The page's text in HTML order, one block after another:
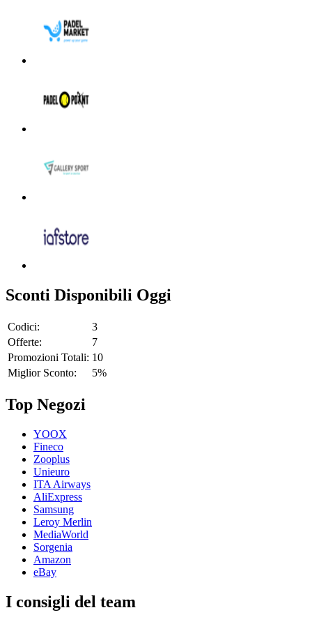
Sconti Disponibili Oggi
Codici:
3
Offerte:
7
Promozioni Totali: 10
Miglior Sconto:
5%
Top Negozi
YOOX
Fineco
Zooplus
Unieuro
ITA Airways
AliExpress
Samsung
Leroy Merlin
MediaWorld
Sorgenia
Amazon
eBay
I consigli del team